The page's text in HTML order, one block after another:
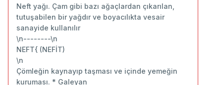
Neft yağı. Çam gibi bazı ağaçlardan çıkarılan,
tutuşabilen bir yağdır ve boyacılıkta vesair
sanayide kullanılır
\n--------\n
NEFT{ (NEFİT)
\n
Çömleğin kaynayıp taşması ve içinde yemeğin
kuruması. * Galeyan